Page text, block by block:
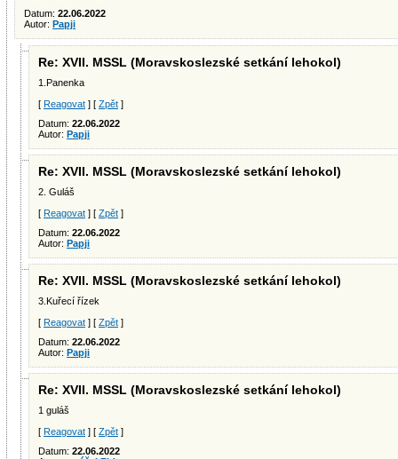
Datum: 22.06.2022
Autor: Papji
Re: XVII. MSSL (Moravskoslezské setkání lehokol)
1.Panenka
[ Reagovat ] [ Zpět ]
Datum: 22.06.2022
Autor: Papji
Re: XVII. MSSL (Moravskoslezské setkání lehokol)
2. Guláš
[ Reagovat ] [ Zpět ]
Datum: 22.06.2022
Autor: Papji
Re: XVII. MSSL (Moravskoslezské setkání lehokol)
3.Kuřecí řízek
[ Reagovat ] [ Zpět ]
Datum: 22.06.2022
Autor: Papji
Re: XVII. MSSL (Moravskoslezské setkání lehokol)
1 guláš
[ Reagovat ] [ Zpět ]
Datum: 22.06.2022